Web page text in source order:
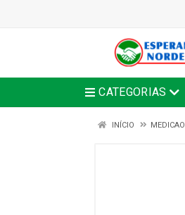
CATEGORIAS
INÍCIO MEDICAO